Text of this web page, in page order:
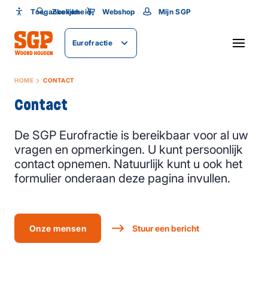
Toegankelijkheid
Toegankelijkheid
Lettergrootte
Zoeken Webshop Mijn SGP
Eurofractie
HOME CONTACT
Contact
De SGP Eurofractie is bereikbaar voor al uw
vragen en opmerkingen. U kunt persoonlijk
contact opnemen. Natuurlijk kunt u ook het
formulier onderaan deze pagina invullen.
Onze mensen Stuur een bericht